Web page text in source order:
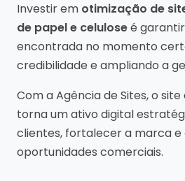
Investir em otimização de
de papel e celuloseé
encontrada no momento
credibilidade e ampliando a
Com a Agência de Sites, o
torna um ativo digital
clientes, fortalecer a marca e
oportunidades comerciais.